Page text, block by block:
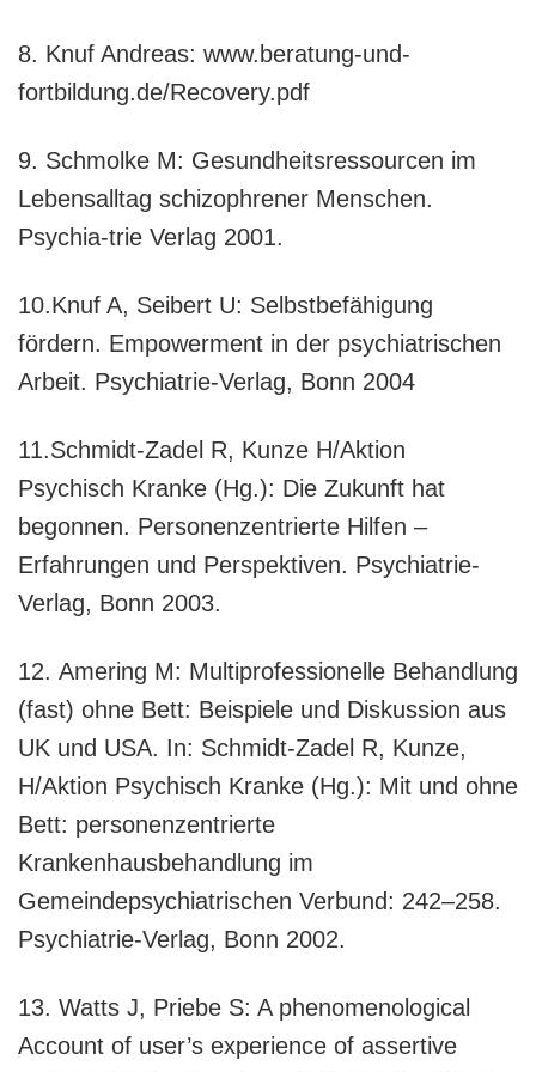
8. Knuf Andreas: www.beratung-und-
fortbildung.de/Recovery.pdf
9. Schmolke M: Gesundheitsressourcen im
Lebensalltag schizophrener Menschen.
Psychia-trie Verlag 2001.
10.Knuf A, Seibert U: Selbstbefähigung
fördern. Empowerment in der psychiatrischen
Arbeit. Psychiatrie-Verlag, Bonn 2004
11.Schmidt-Zadel R, Kunze H/Aktion
Psychisch Kranke (Hg.): Die Zukunft hat
begonnen. Personenzentrierte Hilfen –
Erfahrungen und Perspektiven. Psychiatrie-
Verlag, Bonn 2003.
12. Amering M: Multiprofessionelle Behandlung
(fast) ohne Bett: Beispiele und Diskussion aus
UK und USA. In: Schmidt-Zadel R, Kunze,
H/Aktion Psychisch Kranke (Hg.): Mit und ohne
Bett: personenzentrierte
Krankenhausbehandlung im
Gemeindepsychiatrischen Verbund: 242–258.
Psychiatrie-Verlag, Bonn 2002.
13. Watts J, Priebe S: A phenomenological
Account of user’s experience of assertive